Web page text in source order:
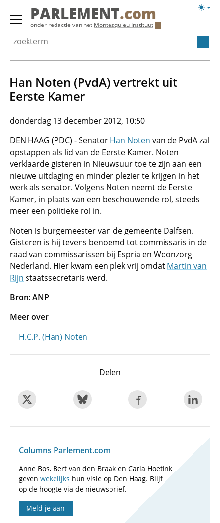
Overslaan
Primair
menu
tonen/verbergen
PARLEMENT.com
onder redactie van het Montesquieu Instituut
Han Noten (PvdA) vertrekt uit
Eerste Kamer
donderdag 13 december 2012, 10:50
DEN HAAG (PDC) - Senator Han Noten van de PvdA zal
opstappen als lid van de Eerste Kamer. Noten
verklaarde gisteren in Nieuwsuur toe te zijn aan een
nieuwe uitdaging en minder plezier te krijgen in het
werk als senator. Volgens Noten neemt de Eerste
Kamer, in plaats van een beschouwende rol, steeds
meer een politieke rol in.
Noten is burgemeester van de gemeente Dalfsen.
Gisteren is hij tevens benoemd tot commissaris in de
raad van commissarissen bij Espria en Woonzorg
Nederland. Hier kwam een plek vrij omdat Martin van
Rijn staatssecretaris werd.
Bron: ANP
Meer over
H.C.P. (Han) Noten
Delen
Columns Parlement.com
Anne Bos, Bert van den Braak en Carla Hoetink
geven wekelijks hun visie op Den Haag. Blijf
op de hoogte via de nieuwsbrief.
Meld je aan